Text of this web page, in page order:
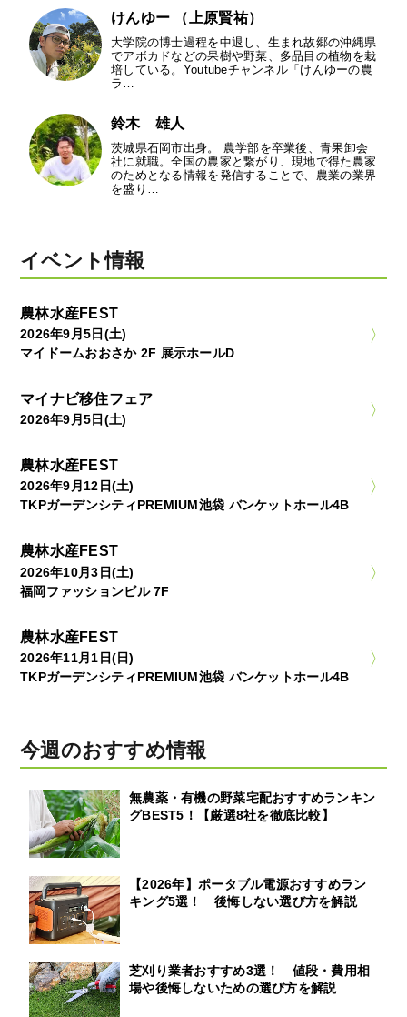
けんゆー （上原賢祐）
大学院の博士過程を中退し、生まれ故郷の沖縄県
でアボカドなどの果樹や野菜、多品目の植物を栽
培している。Youtubeチャンネル「けんゆーの農
ラ…
鈴木 雄人
茨城県石岡市出身。 農学部を卒業後、青果卸会
社に就職。全国の農家と繋がり、現地で得た農家
のためとなる情報を発信することで、農業の業界
を盛り…
イベント情報
農林水産FEST
2026年9月5日(土)
マイドームおおさか 2F 展示ホールD
マイナビ移住フェア
2026年9月5日(土)
農林水産FEST
2026年9月12日(土)
TKPガーデンシティPREMIUM池袋 バンケットホール4B
農林水産FEST
2026年10月3日(土)
福岡ファッションビル 7F
農林水産FEST
2026年11月1日(日)
TKPガーデンシティPREMIUM池袋 バンケットホール4B
今週のおすすめ情報
無農薬・有機の野菜宅配おすすめランキン
グBEST5！【厳選8社を徹底比較】
【2026年】ポータブル電源おすすめラン
キング5選！ 後悔しない選び方を解説
芝刈り業者おすすめ3選！ 値段・費用相
場や後悔しないための選び方を解説